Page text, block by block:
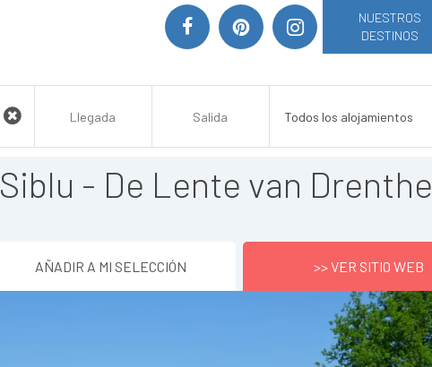
NUESTROS
DESTINOS
Siblu - De Lente van Drenthe
AÑADIR A MI SELECCIÓN >> VER SITIO WEB